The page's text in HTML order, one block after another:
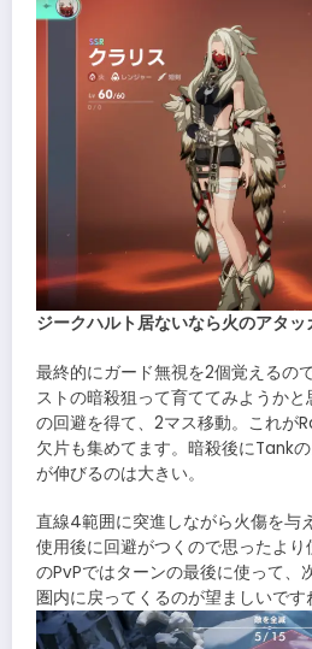
ジークハルト居ないなら火のアタッ
最終的にガード無視を2個覚えるの
ストの暗殺狙って育ててみようか
の回避を得て、2マス移動。これが
欠片も集めてます。暗殺後にTank
が伸びるのは大きい。
直線4範囲に突進しながら火傷を与
使用後に回避がつくので思ったより
のPvPではターンの最後に使って、
圏内に戻ってくるのが望ましいです